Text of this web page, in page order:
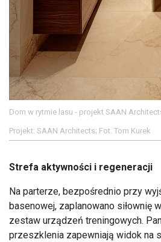
Dom w rytmie lasu - projekt SAAN
Projekt: SAAN Architects; Fot. Tom Kurek
Strefa aktywności i regeneracji
Na parterze, bezpośrednio przy
basenowej, zaplanowano siłownię
zestaw urządzeń treningowych.
przeszklenia zapewniają widok na